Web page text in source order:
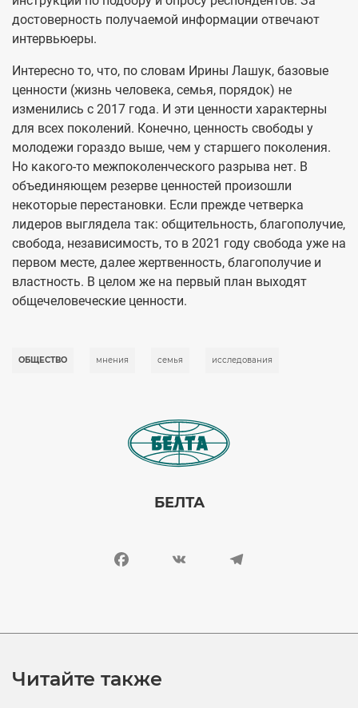
достоверность получаемой информации отвечают
интервьюеры.
Интересно то, что, по словам Ирины Лашук, базовые
ценности (жизнь человека, семья, порядок) не
изменились с 2017 года. И эти ценности характерны
для всех поколений. Конечно, ценность свободы у
молодежи гораздо выше, чем у старшего поколения.
Но какого-то межпоколенческого разрыва нет. В
объединяющем резерве ценностей произошли
некоторые перестановки. Если прежде четверка
лидеров выглядела так: общительность, благополучие,
свобода, независимость, то в 2021 году свобода уже на
первом месте, далее жертвенность, благополучие и
властность. В целом же на первый план выходят
общечеловеческие ценности.
ОБЩЕСТВО мнения семья исследования
БЕЛТА
Facebook VK Telegram
Читайте также